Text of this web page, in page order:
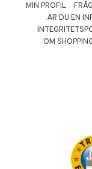
MIN PROFIL
ÄR DU EN
OM